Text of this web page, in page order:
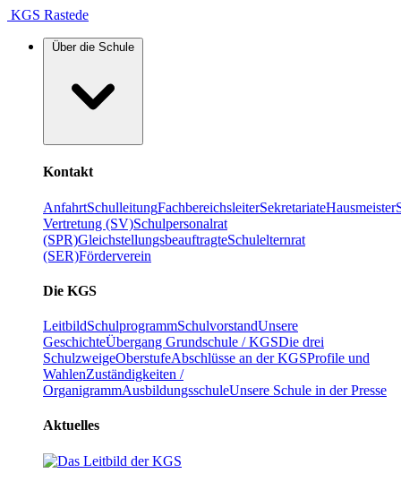
KGS Rastede
Über die Schule
Kontakt
AnfahrtSchulleitungFachbereichsleiterSekretariateHausmeister
Vertretung (SV)Schulpersonalrat
(SPR)GleichstellungsbeauftragteSchulelternrat
(SER)Förderverein
Die KGS
LeitbildSchulprogrammSchulvorstandUnsere
GeschichteÜbergang Grundschule / KGSDie drei
SchulzweigeOberstufeAbschlüsse an der KGSProfile und
WahlenZuständigkeiten /
OrganigrammAusbildungsschuleUnsere Schule in der Presse
Aktuelles